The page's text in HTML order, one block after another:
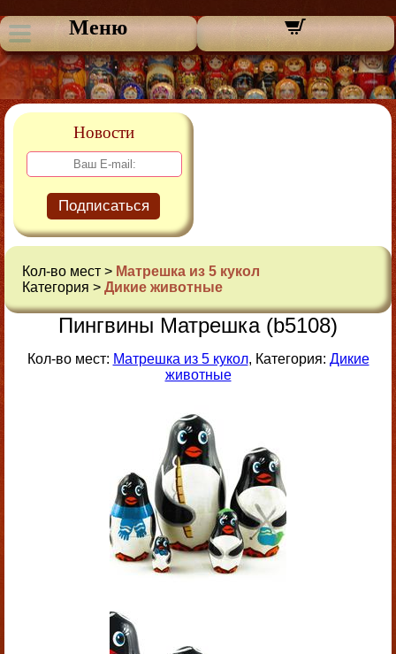
Меню
Новости
Подписаться
Кол-во мест > Матрешка из 5 кукол
Категория > Дикие животные
Пингвины Матрешка (b5108)
Кол-во мест: Матрешка из 5 кукол, Категория: Дикие
животные